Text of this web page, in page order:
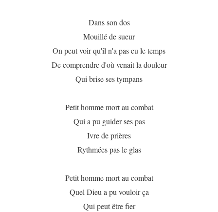
Dans son dos
Mouillé de sueur
On peut voir qu'il n'a pas eu le temps
De comprendre d'où venait la douleur
Qui brise ses tympans
Petit homme mort au combat
Qui a pu guider ses pas
Ivre de prières
Rythmées pas le glas
Petit homme mort au combat
Quel Dieu a pu vouloir ça
Qui peut être fier